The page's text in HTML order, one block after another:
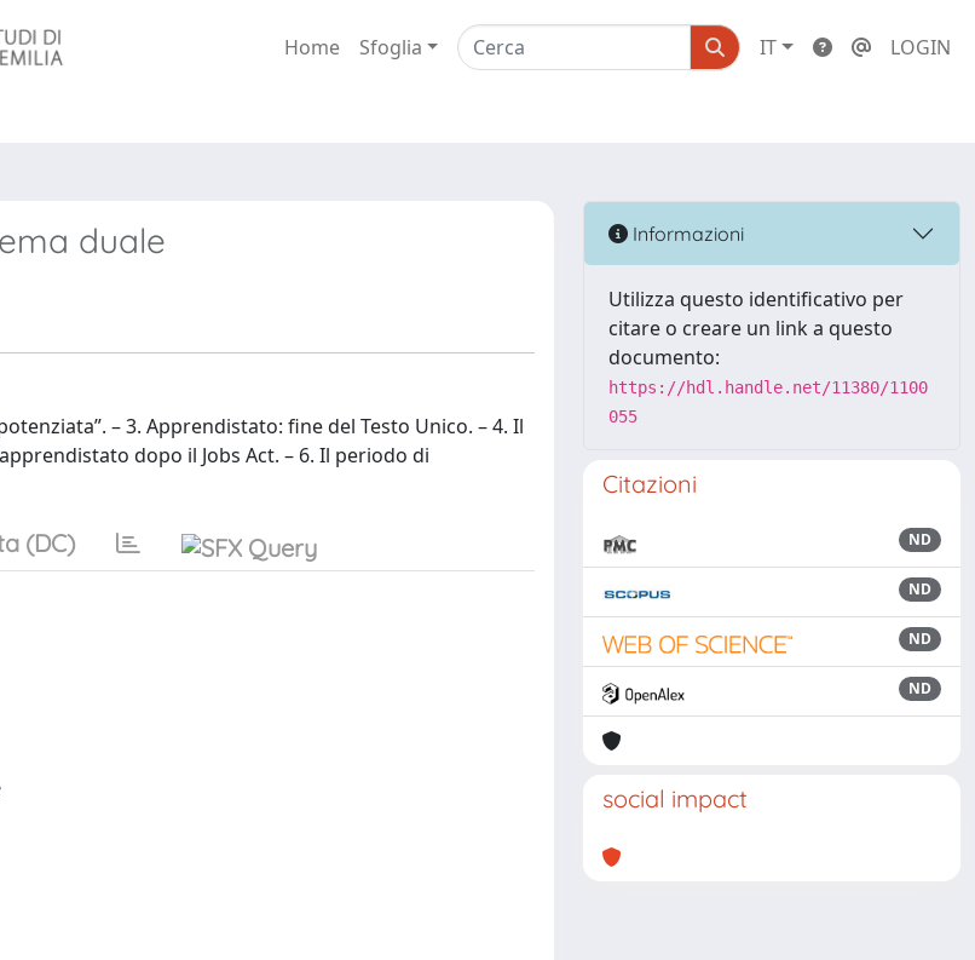
Home Sfoglia IT LOGIN
duale
– 3. Apprendistato: fine del Testo Unico. – 4. Il
dopo il Jobs Act. – 6. Il periodo di
(DC)
Informazioni
Utilizza questo identificativo per
citare o creare un link a questo
documento:
https://hdl.handle.net/11380/1100
055
Citazioni
ND
ND
ND
ND
social impact